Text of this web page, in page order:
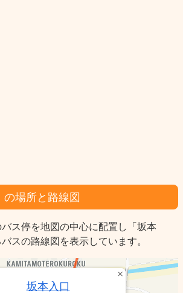
の場所と路線図
バス停を地図の中心に配置し「坂本
スの路線図を表示しています。
坂本入口